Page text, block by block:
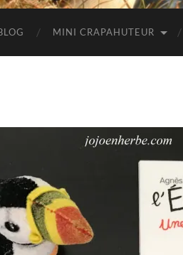
MINI CRAPAHUTEUR